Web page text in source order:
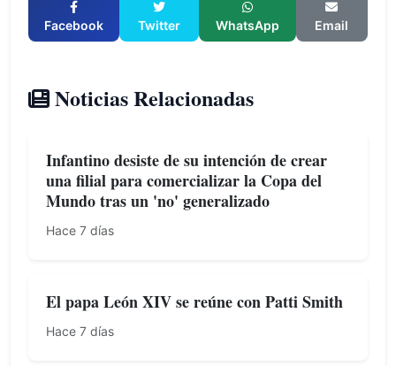
Facebook Twitter WhatsApp Email
Noticias Relacionadas
Infantino desiste de su intención de crear
una filial para comercializar la Copa del
Mundo tras un 'no' generalizado
Hace 7 días
El papa León XIV se reúne con Patti Smith
Hace 7 días